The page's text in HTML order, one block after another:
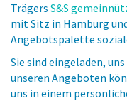
Trägers S&S
mit Sitz in Hamburg
Angebotspalette
Sie sind eingeladen,
unseren Angeboten
uns in einem